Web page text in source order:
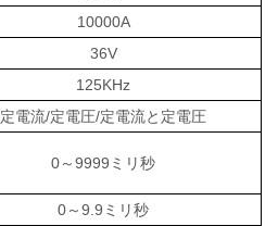
10000A
36V
125KHz
定電流/定電圧/定電流と定電圧
0～9999ミリ秒
0～9.9ミリ秒